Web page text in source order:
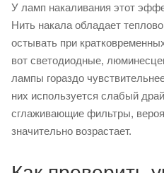
У ламп накаливания этот
Нить накала обладает
остывать при
вот светодиодные,
лампы гораздо
них используется слабый
сглаживающие фильтры,
значительно возрастает.